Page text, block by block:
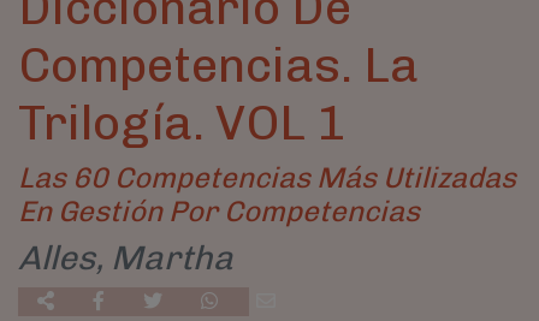
Competencias. La
Trilogía. VOL 1
Las 60 Competencias Más Utilizadas
En Gestión Por Competencias
Alles, Martha